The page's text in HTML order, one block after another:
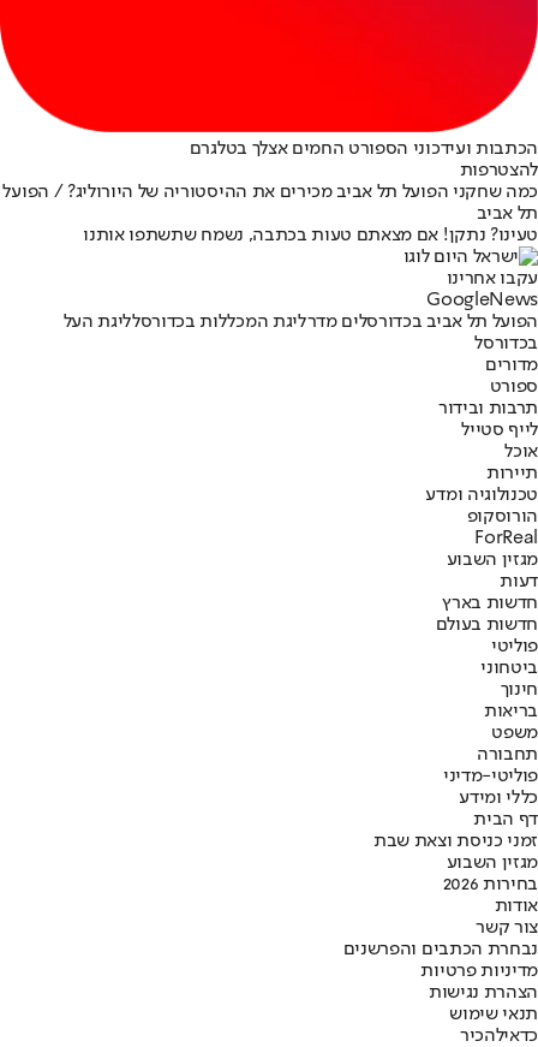
הכתבות ועידכוני הספורט החמים אצלך בטלגרם
להצטרפות
כמה שחקני הפועל תל אביב מכירים את ההיסטוריה של היורוליג? / הפועל
תל אביב
טעינו? נתקן! אם מצאתם טעות בכתבה, נשמח שתשתפו אותנו
עקבו אחרינו
Googl eNews
הפועל תל אביב בכדורסלים מדרליגת המכללות בכדורסלליגת העל
בכדורסל
מדורים
ספורט
תרבות ובידור
לייף סטייל
אוכל
תיירות
טכנולוגיה ומדע
הורוסקופ
ForReal
מגזין השבוע
דעות
חדשות בארץ
חדשות בעולם
פוליטי
ביטחוני
חינוך
בריאות
משפט
תחבורה
פוליטי-מדיני
כללי ומידע
דף הבית
זמני כניסת וצאת שבת
מגזין השבוע
בחירות 2026
אודות
צור קשר
נבחרת הכתבים והפרשנים
מדיניות פרטיות
הצהרת נגישות
תנאי שימוש
כדאילהכיר